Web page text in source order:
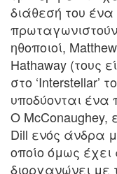
διάθεσή του ένα
ηθοποιοί,
Hathaway (τους
στο ‘Interstellar’
υποδύονται
Ο McConaughey,
Dill ενός άνδρα
οποίο όμως
διοργανώνει με